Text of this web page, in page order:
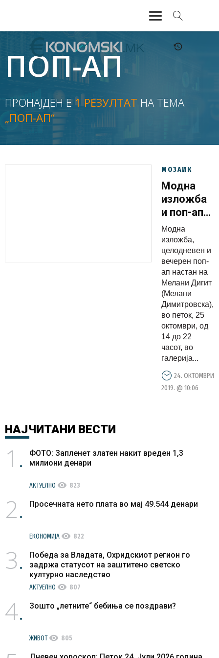
АКТУЕЛНО
ЕКОНОМИЈА
ФИНАНСИИ
БАНКАРСТВО
ЖИВОТ
ПОП-АП
ПРОНАЈДЕН Е1 РЕЗУЛТАТ НА ТЕМА
„ПОП-АП“
МОЗАИК
Модна
изложба
и поп-ап
настан на
Мелани
Дигит во
Акантус
Модна
изложба,
целодневен и
вечерен поп-
ап настан на
Мелани Дигит
(Мелани
Димитровска),
во петок, 25
октомври, од
14 до 22
часот, во
галерија...
24. ОКТОМВРИ
2019. @ 10:06
НАЈЧИТАНИ ВЕСТИ
1
ФОТО: Запленет златен накит вреден 1,3
милиони денари
АКТУЕЛНО visibility 823
2 Просечната нето плата во мај 49.544 денари
ЕКОНОМИЈА visibility 822
3
Победа за Владата, Охридскиот регион го
задржа статусот на заштитено светско
културно наследство
АКТУЕЛНО visibility 807
4 Зошто „летните“ бебиња се поздрави?
ЖИВОТvisibility 805